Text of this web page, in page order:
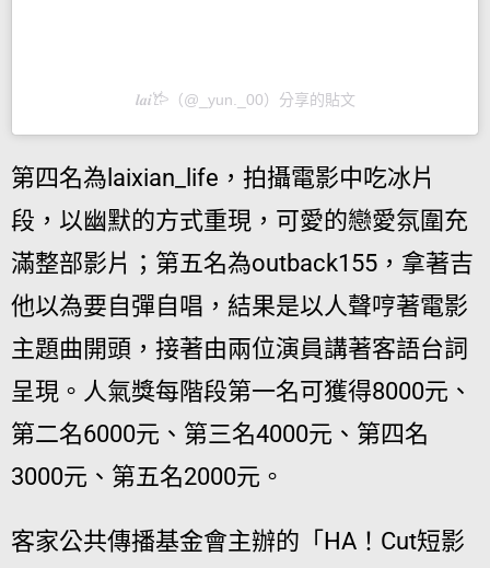
𝒍𝒂𝒊𐂂（@_yun._00）分享的貼文
第四名為laixian_life，拍攝電影中吃冰片
段，以幽默的方式重現，可愛的戀愛氛圍充
滿整部影片；第五名為outback155，拿著吉
他以為要自彈自唱，結果是以人聲哼著電影
主題曲開頭，接著由兩位演員講著客語台詞
呈現。人氣獎每階段第一名可獲得8000元、
第二名6000元、第三名4000元、第四名
3000元、第五名2000元。
客家公共傳播基金會主辦的「HA！Cut短影